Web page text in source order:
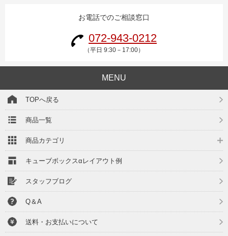
お電話でのご相談窓口
072-943-0212
（平日 9:30－17:00）
MENU
TOPへ戻る
商品一覧
商品カテゴリ
キューブボックスαレイアウト例
スタッフブログ
Q＆A
送料・お支払いについて